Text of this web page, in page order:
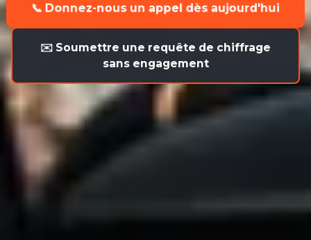
📞 Donnez-nous un appel dès aujourd'hui
✉️ Soumettre une requête de chiffrage
sans engagement